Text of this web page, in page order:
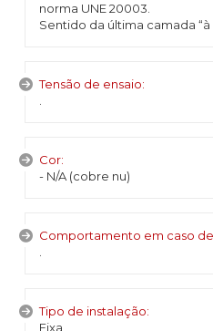
norma UNE 20003.
Sentido da última camada “à
Tensão de ensaio:
Cor:
- N/A (cobre nu)
Comportamento em caso
Tipo de instalação:
Fixa